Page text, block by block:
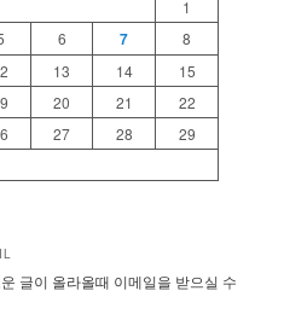
1
6 7
8
13 14
15
20 21
22
27 28
29
글이 올라올때 이메일을 받으실 수